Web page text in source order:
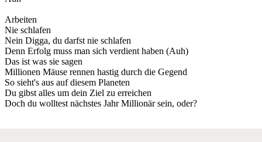
Arbeiten
Nie schlafen
Nein Digga, du darfst nie schlafen
Denn Erfolg muss man sich verdient haben (Auh)
Das ist was sie sagen
Millionen Mäuse rennen hastig durch die Gegend
So sieht's aus auf diesem Planeten
Du gibst alles um dein Ziel zu erreichen
Doch du wolltest nächstes Jahr Millionär sein, oder?